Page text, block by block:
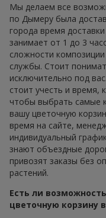
Мы делаем все
по Дымеру была
города время
занимает от 1 до 3
сложности
службы. Стоит
исключительно под
стоит учесть и
чтобы выбрать самые
вашу цветочную
время на сайте,
индивидуальный
знают объездные
привозят заказы без
растений.
Есть ли
цветочную корзину